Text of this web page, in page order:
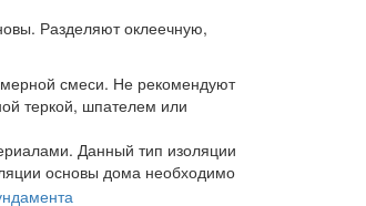
Разделяют оклеечную,
смеси. Не рекомендуют
теркой, шпателем или
Данный тип изоляции
основы дома необходимо